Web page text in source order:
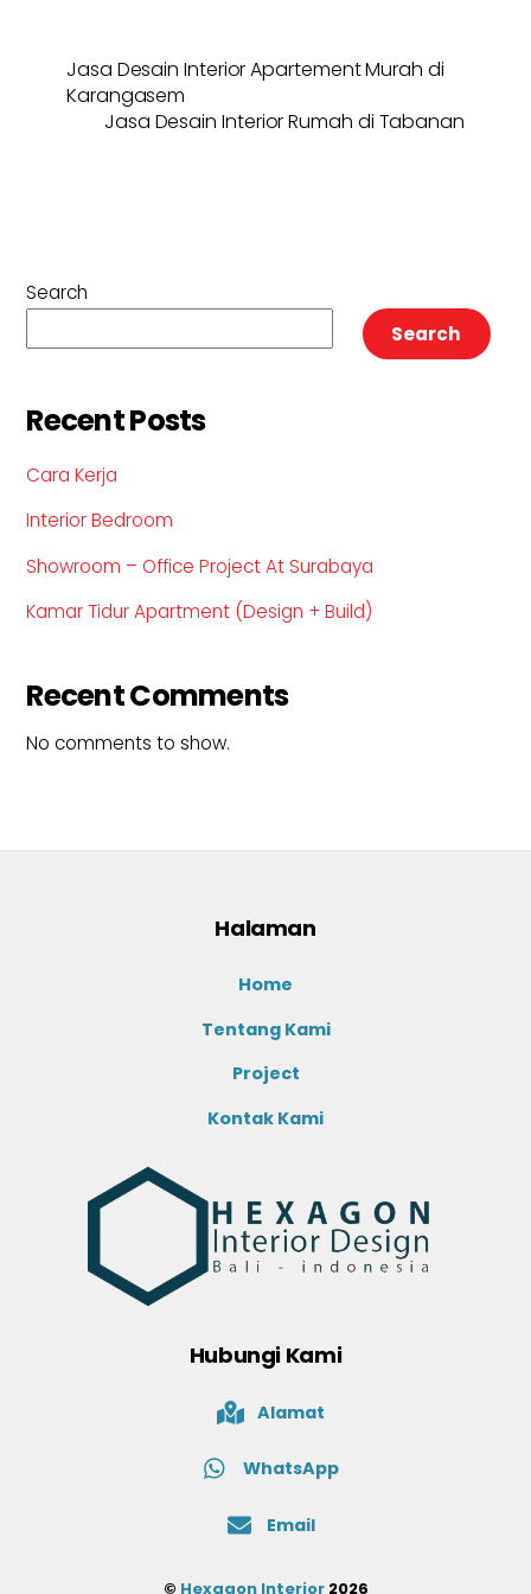
Jasa Desain Interior Apartement Murah di
Karangasem
Jasa Desain Interior Rumah di Tabanan
Search
Search
Recent Posts
Cara Kerja
Interior Bedroom
Showroom – Office Project At Surabaya
Kamar Tidur Apartment (Design + Build)
Recent Comments
No comments to show.
Halaman
Home
Tentang Kami
Project
Kontak Kami
Hubungi Kami
Alamat
WhatsApp
Email
© Hexagon Interior2026